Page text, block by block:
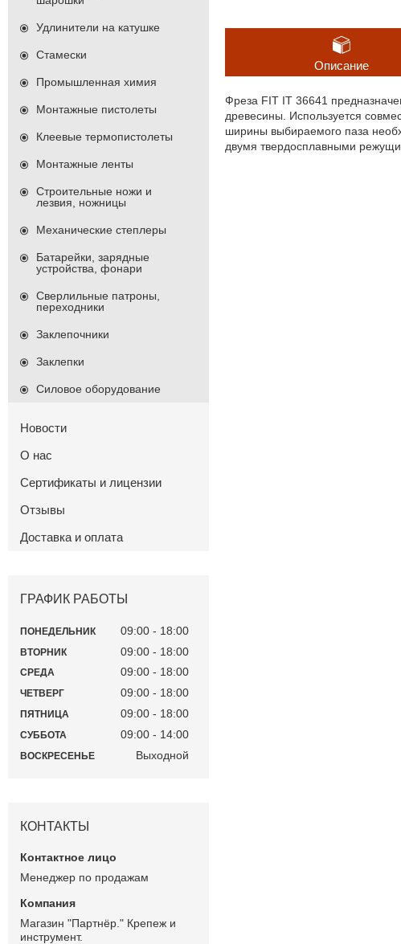
Описание
Фреза FIT IT 36641
древесины. Используется
ширины выбираемого паза
двумя твердосплавными
Удлинители на катушке
Стамески
Промышленная химия
Монтажные пистолеты
Клеевые термопистолеты
Монтажные ленты
Строительные ножи и
лезвия, ножницы
Механические степлеры
Батарейки, зарядные
устройства, фонари
Сверлильные патроны,
переходники
Заклепочники
Заклепки
Силовое оборудование
Новости
О нас
Сертификаты и лицензии
Отзывы
Доставка и оплата
ГРАФИК РАБОТЫ
ПОНЕДЕЛЬНИК 09:00 18:00
ВТОРНИК 09:00 18:00
СРЕДА 09:00 18:00
ЧЕТВЕРГ 09:00 18:00
ПЯТНИЦА 09:00 18:00
СУББОТА 09:00 14:00
ВОСКРЕСЕНЬЕ Выходной
КОНТАКТЫ
Менеджер по продажам
Магазин "Партнёр." Крепеж и
инструмент.